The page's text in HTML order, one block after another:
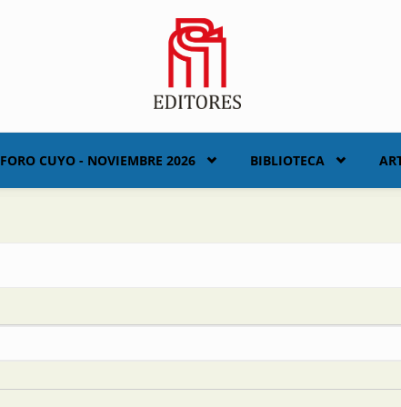
FORO CUYO - NOVIEMBRE 2026 BIBLIOTECA